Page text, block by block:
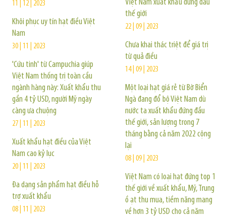
11 | 12 | 2023
Khôi phục uy tín hạt điều Việt
Nam
30 | 11 | 2023
'Cứu tinh' từ Campuchia giúp
Việt Nam thống trị toàn cầu
ngành hàng này: Xuất khẩu thu
gần 4 tỷ USD, người Mỹ ngày
càng ưa chuộng
27 | 11 | 2023
Xuất khẩu hạt điều của Việt
Nam cao kỷ lục
20 | 11 | 2023
Đa dạng sản phẩm hạt điều hỗ
trợ xuất khẩu
08 | 11 | 2023
Việt Nam xuất khẩu đứng đầu
thế giới
22 | 09 | 2023
Chưa khai thác triệt để giá trị
từ quả điều
14 | 09 | 2023
Một loại hạt giá rẻ từ Bờ Biển
Ngà đang đổ bộ Việt Nam dù
nước ta xuất khẩu đứng đầu
thế giới, sản lượng trong 7
tháng bằng cả năm 2022 cộng
lại
08 | 09 | 2023
Việt Nam có loại hạt đứng top 1
thế giới về xuất khẩu, Mỹ, Trung
ồ ạt thu mua, tiềm năng mang
về hơn 3 tỷ USD cho cả năm